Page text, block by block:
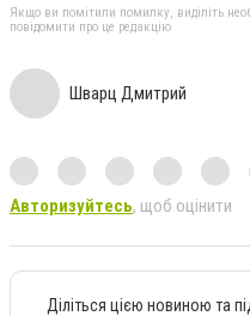
Якщо ви помітили помилку, виділіть
повідомити про це редакцію
Шварц Дмитрий
Авторизуйтесь, щоб оцінити
Діліться цією новиною та